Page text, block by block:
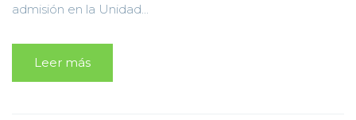
admisión en la Unidad...
Leer más